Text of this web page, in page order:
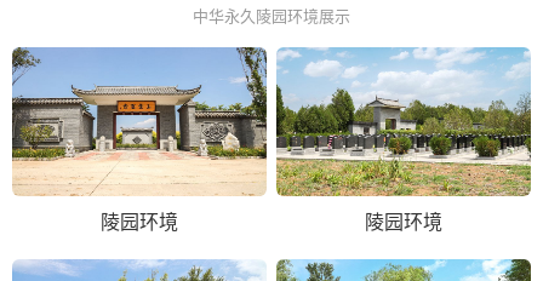
中华永久陵园环境展示
陵园环境 陵园环境